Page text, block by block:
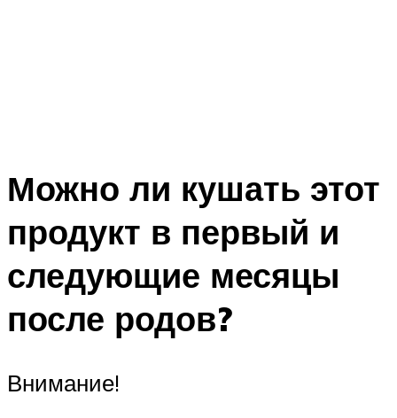
Можно ли кушать этот
продукт в первый и
следующие месяцы
после родов?
Внимание!